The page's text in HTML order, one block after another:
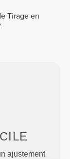
Tirage en
ajustement